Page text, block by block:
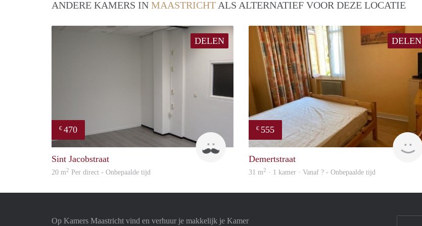
ANDERE KAMERS IN MAASTRICHT ALS ALTERNATIEF VOOR DEZE LOCATIE
DELEN
€ 470
Sint Jacobstraat
20 m2 Per direct - Onbepaalde tijd
DELEN
€ 555
Demertstraat
31 m2 · 1 kamer · Vanaf ? - Onbepaalde tijd
Op Kamers Maastricht vind en verhuur je makkelijk je Kamer